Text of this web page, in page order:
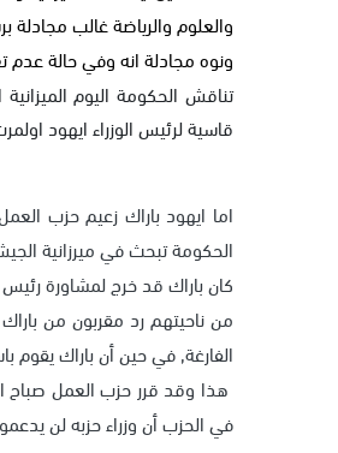
والعلوم والرياضة غالب مجادلة
ونوه مجادلة انه وفي حالة
قاسية لرئيس الوزراء ايهود
اما ايهود باراك زعيم حزب
الحكومة تبحث في ميرزانية
كان باراك قد خرج لمشاورة
من ناحيتهم رد مقربون من
الفارغة, في حين أن باراك يقوم
هذا وقد قرر حزب العمل صباح
في الحزب أن وزراء حزبه لن